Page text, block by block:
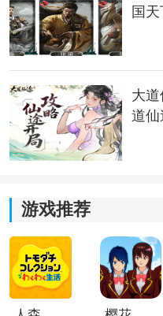
小编简评：
以上就是小编给大家整
内容了，大家快去试试吧！
国
大
道仙
游戏推荐